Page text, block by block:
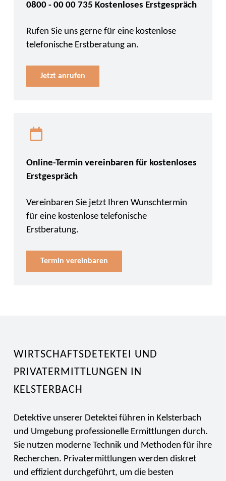
0800 - 00 00 735 Kostenloses Erstgespräch
Rufen Sie uns gerne für eine kostenlose
telefonische Erstberatung an.
Jetzt anrufen
Online-Termin vereinbaren für kostenloses
Erstgespräch
Vereinbaren Sie jetzt Ihren Wunschtermin
für eine kostenlose telefonische
Erstberatung.
Termin vereinbaren
WIRTSCHAFTSDETEKTEI UND
PRIVATERMITTLUNGEN IN
KELSTERBACH
Detektive unserer Detektei führen in Kelsterbach
und Umgebung professionelle Ermittlungen durch.
Sie nutzen moderne Technik und Methoden für ihre
Recherchen. Privatermittlungen werden diskret
und effizient durchgeführt, um die besten